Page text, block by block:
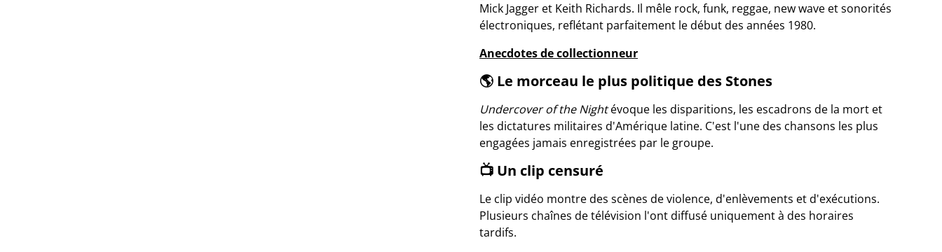
Mick Jagger et Keith Richards. Il mêle rock, funk, reggae, new wave et sonorités
électroniques, reflétant parfaitement le début des années 1980.
Anecdotes de collectionneur
🌎 Le morceau le plus politique des Stones
Undercover of the Nightévoque les disparitions, les escadrons de la mort et
les dictatures militaires d'Amérique latine. C'est l'une des chansons les plus
engagées jamais enregistrées par le groupe.
📺 Un clip censuré
Le clip vidéo montre des scènes de violence, d'enlèvements et d'exécutions.
Plusieurs chaînes de télévision l'ont diffusé uniquement à des horaires
tardifs.